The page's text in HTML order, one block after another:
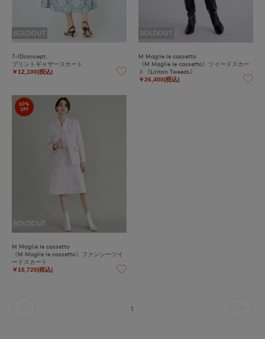
SOLDOUT
7-IDconcept.
プリントギャザースカート
￥12,100(税込)
SOLDOUT
M Maglie le cassetto
《M Maglie le cassetto》ツイードスカー
ト《Linton Tweeds》
￥26,400(税込)
60%
OFF
SOLDOUT
M Maglie le cassetto
《M Maglie le cassetto》ファンシーツイ
ードスカート
￥16,720(税込)
1